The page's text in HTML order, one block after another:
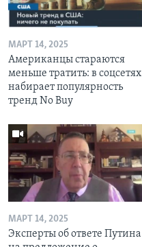
МАРТ 14, 2025
Американцы стараются
меньше тратить: в соцсетях
набирает популярность
тренд No Buy
МАРТ 14, 2025
Эксперты об ответе Путина